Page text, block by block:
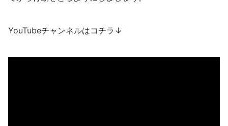
YouTubeチャンネルはコチラ↓